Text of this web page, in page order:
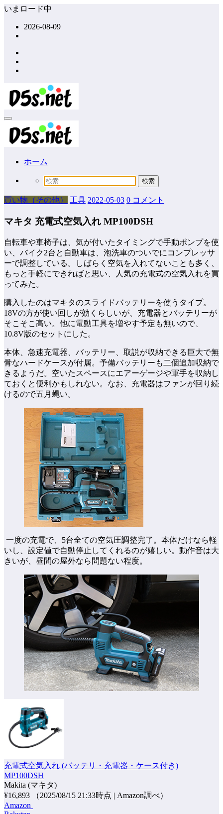
コ
ッ
プ
いまロード中
2026-08-09
ホーム
買い物（その他） 工具 2022-05-03 0 コメント
マキタ 充電式空気入れ MP100DSH
自転車や車椅子は、気が付いたタイミングで手動ポンプを使
い、バイク2台と自動車は、泡洗車のついでにコンプレッサ
ーで調整している。しばらく空気を入れてないことも多く、
もっと手軽にできればと思い、人気の充電式の空気入れを買
ってみた。
購入したのはマキタのスライドバッテリーを使うタイプ。
18Vの方が使い回しが効くらしいが、充電器とバッテリーが
そこそこ高い。他に電動工具を増やす予定も無いので、
10.8V版のセットにした。
本体、急速充電器、バッテリー、取説が収納できる巨大で無
骨なハードケースが付属。予備バッテリーも二個追加収納で
きるようだ。空いたスペースにエアーゲージや軍手を収納し
ておくと便利かもしれない。なお、充電器はファンが回り続
けるので五月蝿い。
一度の充電で、5台全ての空気圧調整完了。本体だけなら軽
いし、設定値で自動停止してくれるのが嬉しい。動作音は大
きいが、昼間の屋外なら問題ない程度。
充電式空気入れ (バッテリ・充電器・ケース付き)
MP100DSH
Makita (マキタ)
¥16,893
（2025/08/15 21:33時点 | Amazon調べ）
Amazon